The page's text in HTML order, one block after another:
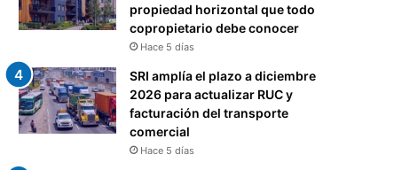
propiedad horizontal que todo
copropietario debe conocer
Hace 5 días
SRI amplía el plazo a diciembre
2026 para actualizar RUC y
facturación del transporte
comercial
Hace 5 días